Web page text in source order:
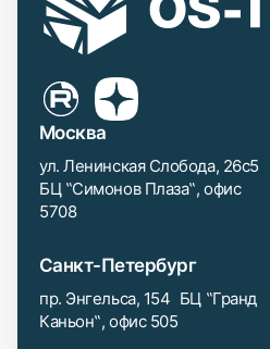
Москва
ул. Ленинская Слобода, 26с5
БЦ ‟Симонов Плаза‟, офис
5708
Санкт-Петербург
пр. Энгельса, 154 БЦ ‟Гранд
Каньон‟, офис 505